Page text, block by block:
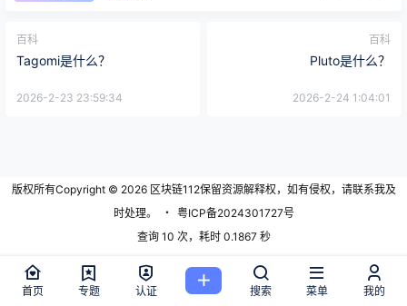
百科
Tagomi是什么？
2026-2-23 23:59:34
百科
Pluto是什么？
2026-2-24 1:04:01
版权所有Copyright © 2026区块链112保留资源解释权，如有侵权，请联系我及
时处理。
・ 粤ICP备2024301727号
查询 10 次，耗时 0.1867 秒
首页 专题 认证 搜索 菜单 我的